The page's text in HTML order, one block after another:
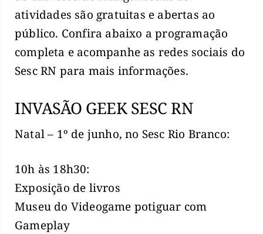
atividades são gratuitas e abertas ao
público. Confira abaixo a programação
completa e acompanhe as redes sociais do
Sesc RN para mais informações.
INVASÃO GEEK SESC RN
Natal – 1º de junho, no Sesc Rio Branco:
10h às 18h30:
Exposição de livros
Museu do Videogame potiguar com
Gameplay